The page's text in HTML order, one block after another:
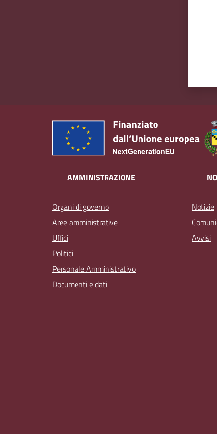
AMMINISTRAZIONE
Organi di governo
Aree amministrative
Uffici
Politici
Personale Amministrativo
Documenti e dati
Notizie
Avvisi